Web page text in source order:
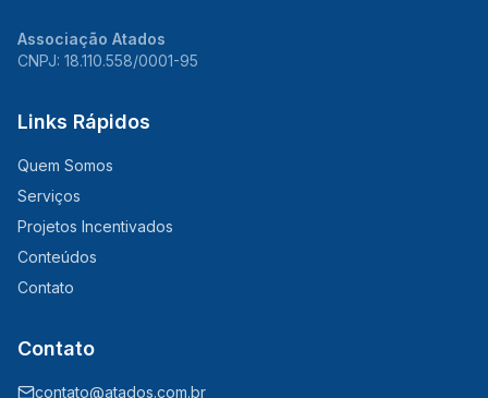
Associação Atados
CNPJ: 18.110.558/0001-95
Links Rápidos
Quem Somos
Serviços
Projetos Incentivados
Conteúdos
Contato
Contato
contato@atados.com.br